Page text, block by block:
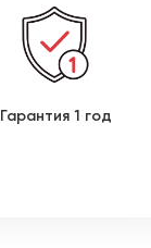
Гарантия 1 год